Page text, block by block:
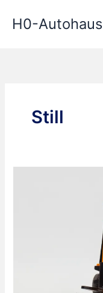
InhaltH0-Autohaus
Still